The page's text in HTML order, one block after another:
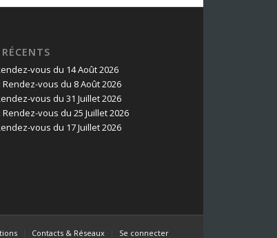
vous du 14 Août 2026
Rendez-vous du 8 Août 2026
vous du 31 Juillet 2026
Rendez-vous du 25 Juillet 2026
vous du 17 Juillet 2026
Contacts & Réseaux Se connecter